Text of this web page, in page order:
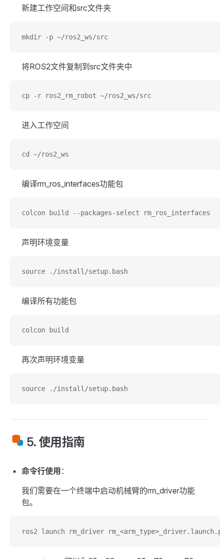
新建工作空间和src文件夹
mkdir -p ~/ros2_ws/src
将ROS2文件复制到src文件夹中
cp -r ros2_rm_robot ~/ros2_ws/src
进入工作空间
cd ~/ros2_ws
编译rm_ros_interfaces功能包
colcon build --packages-select rm_ros_interfaces
声明环境变量
source ./install/setup.bash
编译所有功能包
colcon build
再次声明环境变量
source ./install/setup.bash
5. 使用指南
命令行使用 ：
我们需要在一个终端中启动机械臂的rm_driver功能
包。
ros2 launch rm_driver